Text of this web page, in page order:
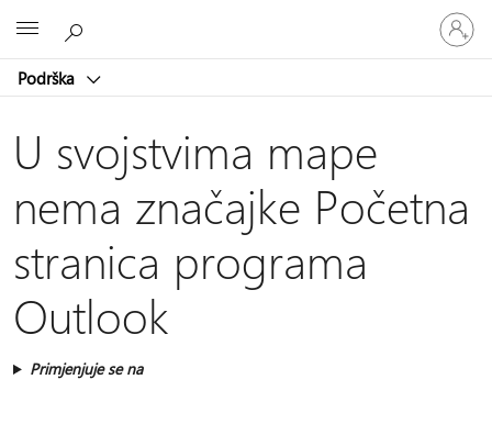
Podrška
Prijavite
se
u
račun
U svojstvima mape
nema značajke Početna
stranica programa
Outlook
Primjenjuje se na